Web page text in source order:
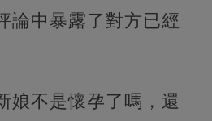
論中暴露了對方已經
娘不是懷孕了嗎，還